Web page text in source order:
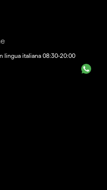
lingua italiana 08:30-20:00